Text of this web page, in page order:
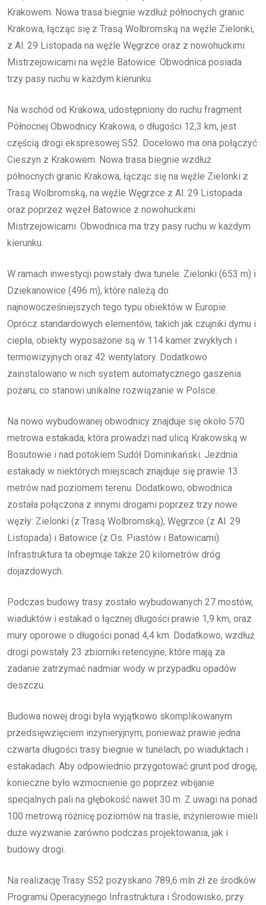
Krakowem. Nowa trasa biegnie wzdłuż północnych granic
Krakowa, łącząc się z Trasą Wolbromską na węźle Zielonki,
z Al. 29 Listopada na węźle Węgrzce oraz z nowohuckimi
Mistrzejowicami na węźle Batowice. Obwodnica posiada
trzy pasy ruchu w każdym kierunku.
Na wschód od Krakowa, udostępniony do ruchu fragment
Północnej Obwodnicy Krakowa, o długości 12,3 km, jest
częścią drogi ekspresowej S52. Docelowo ma ona połączyć
Cieszyn z Krakowem. Nowa trasa biegnie wzdłuż
północnych granic Krakowa, łącząc się na węźle Zielonki z
Trasą Wolbromską, na węźle Węgrzce z Al. 29 Listopada
oraz poprzez węzeł Batowice z nowohuckimi
Mistrzejowicami. Obwodnica ma trzy pasy ruchu w każdym
kierunku.
W ramach inwestycji powstały dwa tunele: Zielonki (653 m) i
Dziekanowice (496 m), które należą do
najnowocześniejszych tego typu obiektów w Europie.
Oprócz standardowych elementów, takich jak czujniki dymu i
ciepła, obiekty wyposażone są w 114 kamer zwykłych i
termowizyjnych oraz 42 wentylatory. Dodatkowo
zainstalowano w nich system automatycznego gaszenia
pożaru, co stanowi unikalne rozwiązanie w Polsce.
Na nowo wybudowanej obwodnicy znajduje się około 570
metrowa estakada, która prowadzi nad ulicą Krakowską w
Bosutowie i nad potokiem Sudół Dominikański. Jezdnia
estakady w niektórych miejscach znajduje się prawie 13
metrów nad poziomem terenu. Dodatkowo, obwodnica
została połączona z innymi drogami poprzez trzy nowe
węzły: Zielonki (z Trasą Wolbromską), Węgrzce (z Al. 29
Listopada) i Batowice (z Os. Piastów i Batowicami).
Infrastruktura ta obejmuje także 20 kilometrów dróg
dojazdowych.
Podczas budowy trasy zostało wybudowanych 27 mostów,
wiaduktów i estakad o łącznej długości prawie 1,9 km, oraz
mury oporowe o długości ponad 4,4 km. Dodatkowo, wzdłuż
drogi powstały 23 zbiorniki retencyjne, które mają za
zadanie zatrzymać nadmiar wody w przypadku opadów
deszczu.
Budowa nowej drogi była wyjątkowo skomplikowanym
przedsięwzięciem inżynieryjnym, ponieważ prawie jedna
czwarta długości trasy biegnie w tunelach, po wiaduktach i
estakadach. Aby odpowiednio przygotować grunt pod drogę,
konieczne było wzmocnienie go poprzez wbijanie
specjalnych pali na głębokość nawet 30 m. Z uwagi na ponad
100 metrową różnicę poziomów na trasie, inżynierowie mieli
duże wyzwanie zarówno podczas projektowania, jak i
budowy drogi.
Na realizację Trasy S52 pozyskano 789,6 mln zł ze środków
Programu Operacyjnego Infrastruktura i Środowisko, przy